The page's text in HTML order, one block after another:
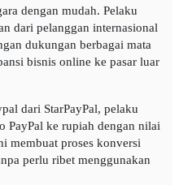
dengan mudah. Pelaku
dari pelanggan internasional
dukungan berbagai mata
bisnis online ke pasar luar
dari StarPayPal, pelaku
PayPal ke rupiah dengan nilai
membuat proses konversi
perlu ribet menggunakan